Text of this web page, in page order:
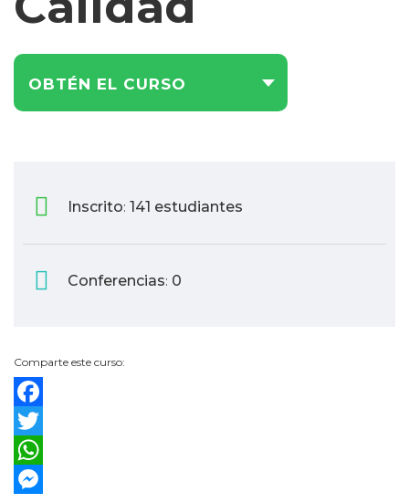
Bancaria
Comercial
de
Servicios
Financieros
OBTÉN EL CURSO
Inscrito: 141 estudiantes
Conferencias: 0
Comparte este curso:
Facebook
Twitter
WhatsApp